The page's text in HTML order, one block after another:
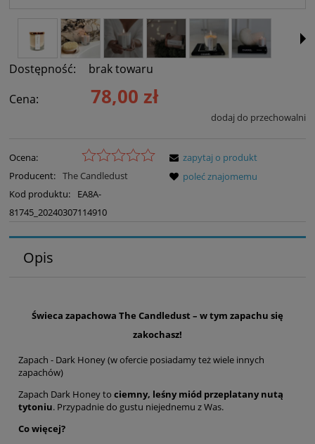
Dostępność:
brak towaru
Cena:
78,00 zł
dodaj do przechowalni
Ocena:
Producent: The Candledust
Kod produktu:
EA8A-
81745_20240307114910
zapytaj o produkt
poleć znajomemu
Opis
Świeca zapachowa The Candledust – w tym zapachu się
zakochasz!
Zapach - Dark Honey (w ofercie posiadamy też wiele innych
zapachów)
Zapach Dark Honey to ciemny, leśny miód przeplatany nutą
tytoniu. Przypadnie do gustu niejednemu z Was.
Co więcej?